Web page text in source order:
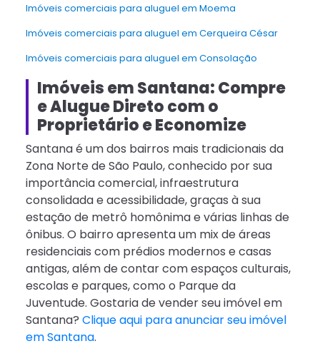
Imóveis comerciais para aluguel em Moema
Imóveis comerciais para aluguel em Cerqueira César
Imóveis comerciais para aluguel em Consolação
Imóveis em Santana: Compre
e Alugue Direto com o
Proprietário e Economize
Santana é um dos bairros mais tradicionais da
Zona Norte de São Paulo, conhecido por sua
importância comercial, infraestrutura
consolidada e acessibilidade, graças à sua
estação de metrô homônima e várias linhas de
ônibus. O bairro apresenta um mix de áreas
residenciais com prédios modernos e casas
antigas, além de contar com espaços culturais,
escolas e parques, como o Parque da
Juventude. Gostaria de vender seu imóvel em
Santana? Clique aqui para anunciar seu imóvel
em Santana.